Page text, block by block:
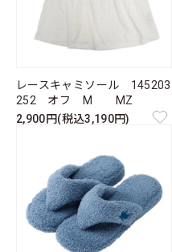
レースキャミソール 145203
252 オフ M MZ
2,900円(税込3,190円)